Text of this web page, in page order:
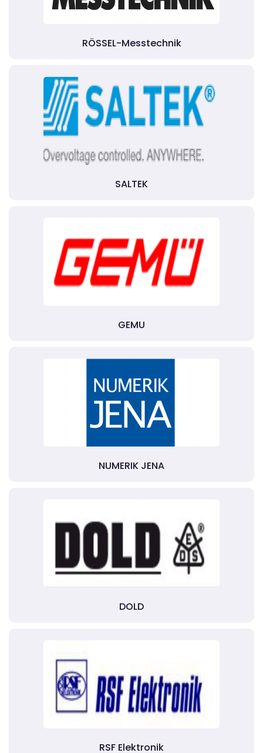
RÖSSEL-Messtechnik
SALTEK
GEMU
NUMERIK JENA
DOLD
RSF Elektronik